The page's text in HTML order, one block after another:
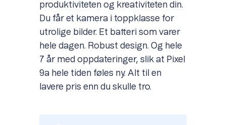
produktiviteten og kreativiteten din.
Du får et kamera i toppklasse for
utrolige bilder. Et batteri som varer
hele dagen. Robust design. Og hele
7 år med oppdateringer, slik at Pixel
9a hele tiden føles ny. Alt til en
lavere pris enn du skulle tro.